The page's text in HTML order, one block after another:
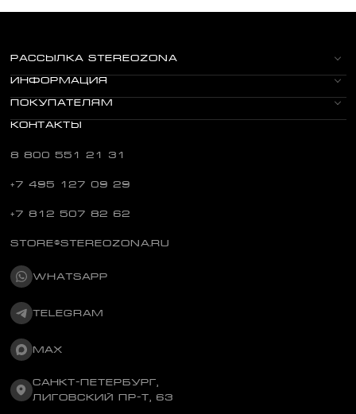
РАССЫЛКА STEREOZONA
ИНФОРМАЦИЯ
ПОКУПАТЕЛЯМ
КОНТАКТЫ
8 800 551 21 31
+7 495 127 09 29
+7 812 507 82 62
STORE@STEREOZONA.RU
WHATSAPP
TELEGRAM
MAX
САНКТ-ПЕТЕРБУРГ,
ЛИГОВСКИЙ ПР-Т, 63